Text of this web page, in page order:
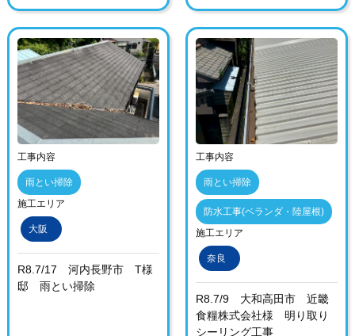
工事内容
雨とい掃除
施工エリア
大阪
R8.7/17 河内長野市 T様
邸 雨とい掃除
工事内容
雨とい掃除
防水工事(ベランダ・陸屋根)
施工エリア
奈良
R8.7/9 大和高田市 近畿
食糧株式会社様 明り取り
シーリング工事